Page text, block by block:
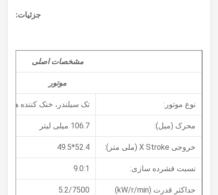
جزئیات:
مشخصات اصلی
موتور
نوع موتور: تک سیلندر، خنک کننده هوا، 4 زمان
محرک (میل): 106.7 میلی لیتر
خروجی X Stroke (ملی متر): 52.4*49.5
نسبت فشرده سازی:
حداکثر قدرت (kW/r/min) 5.2/7500